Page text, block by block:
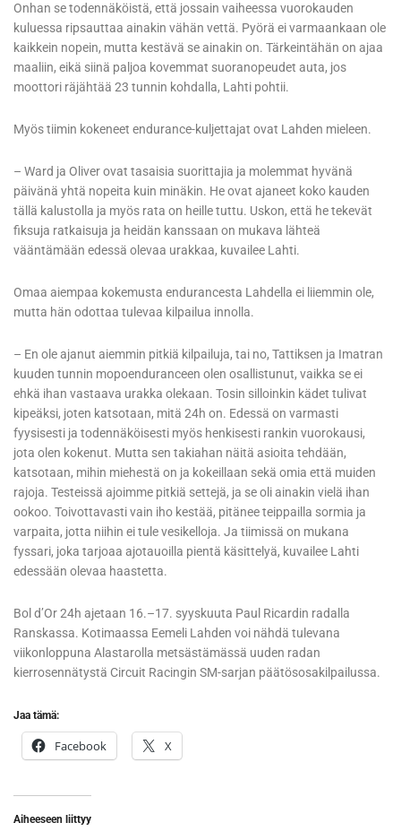
Onhan se todennäköistä, että jossain vaiheessa vuorokauden
kuluessa ripsauttaa ainakin vähän vettä. Pyörä ei varmaankaan ole
kaikkein nopein, mutta kestävä se ainakin on. Tärkeintähän on ajaa
maaliin, eikä siinä paljoa kovemmat suoranopeudet auta, jos
moottori räjähtää 23 tunnin kohdalla, Lahti pohtii.
Myös tiimin kokeneet endurance-kuljettajat ovat Lahden mieleen.
– Ward ja Oliver ovat tasaisia suorittajia ja molemmat hyvänä
päivänä yhtä nopeita kuin minäkin. He ovat ajaneet koko kauden
tällä kalustolla ja myös rata on heille tuttu. Uskon, että he tekevät
fiksuja ratkaisuja ja heidän kanssaan on mukava lähteä
vääntämään edessä olevaa urakkaa, kuvailee Lahti.
Omaa aiempaa kokemusta endurancesta Lahdella ei liiemmin ole,
mutta hän odottaa tulevaa kilpailua innolla.
– En ole ajanut aiemmin pitkiä kilpailuja, tai no, Tattiksen ja Imatran
kuuden tunnin mopoenduranceen olen osallistunut, vaikka se ei
ehkä ihan vastaava urakka olekaan. Tosin silloinkin kädet tulivat
kipeäksi, joten katsotaan, mitä 24h on. Edessä on varmasti
fyysisesti ja todennäköisesti myös henkisesti rankin vuorokausi,
jota olen kokenut. Mutta sen takiahan näitä asioita tehdään,
katsotaan, mihin miehestä on ja kokeillaan sekä omia että muiden
rajoja. Testeissä ajoimme pitkiä settejä, ja se oli ainakin vielä ihan
ookoo. Toivottavasti vain iho kestää, pitänee teippailla sormia ja
varpaita, jotta niihin ei tule vesikelloja. Ja tiimissä on mukana
fyssari, joka tarjoaa ajotauoilla pientä käsittelyä, kuvailee Lahti
edessään olevaa haastetta.
Bol d’Or 24h ajetaan 16.–17. syyskuuta Paul Ricardin radalla
Ranskassa. Kotimaassa Eemeli Lahden voi nähdä tulevana
viikonloppuna Alastarolla metsästämässä uuden radan
kierrosennätystä Circuit Racingin SM-sarjan päätösosakilpailussa.
Jaa tämä:
Facebook X
Aiheeseen liittyy